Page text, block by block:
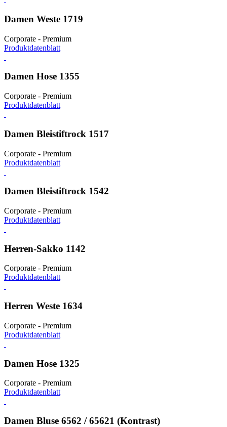
Damen Weste 1719
Corporate - Premium
Produktdatenblatt
Damen Hose 1355
Corporate - Premium
Produktdatenblatt
Damen Bleistiftrock 1517
Corporate - Premium
Produktdatenblatt
Damen Bleistiftrock 1542
Corporate - Premium
Produktdatenblatt
Herren-Sakko 1142
Corporate - Premium
Produktdatenblatt
Herren Weste 1634
Corporate - Premium
Produktdatenblatt
Damen Hose 1325
Corporate - Premium
Produktdatenblatt
Damen Bluse 6562 / 65621 (Kontrast)